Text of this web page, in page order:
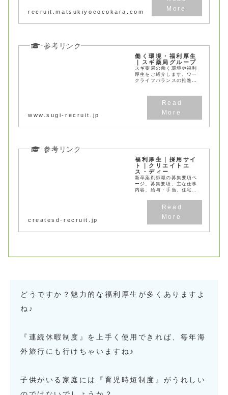
recruit.matsukiyococokara.com
働く環境・福利厚生
｜スギ薬局グループ
スギ薬局の働く環境や福利
厚生をご紹介します。ワー
クライフバランスの推進
www.sugi-recruit.jp
福利厚生｜採用サイ
ト｜クリエイトエ
ス・ディー
新卒薬剤師職の募集要項ペ
ージ。募集要項、主な仕事
内容、給与・手当、住宅制
な詳細情報を分かりやすく
ご案内。地域の健康と生活
を支えるキャリアパスを実
createsd-recruit.jp
どうですか？魅力的な福利厚生が多くありますよ
ね♪
『連続休暇制度』を上手く使用できれば、毎年海
外旅行にも行けちゃいますね♪
子供がいる家庭には『育児時短制度』がうれしい